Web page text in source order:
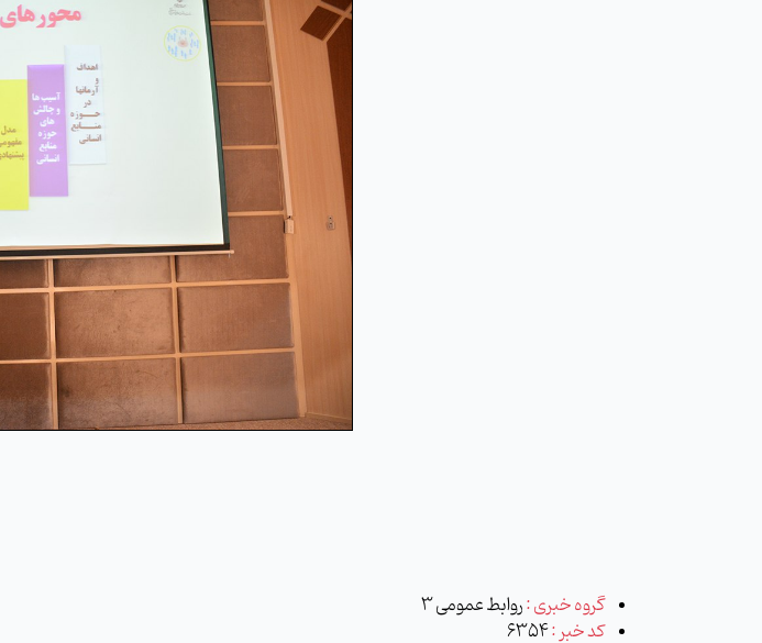
گروه خبری :روابط عمومی 3
کد خبر :6354